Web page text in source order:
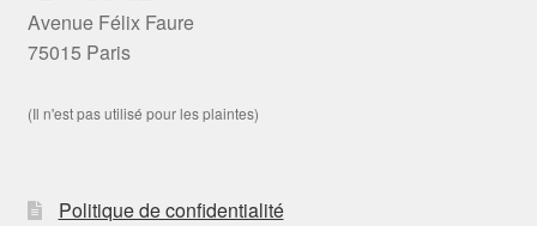
Avenue Félix Faure
75015 Paris
(Il n'est pas utilisé pour les plaintes)
Politique de confidentialité